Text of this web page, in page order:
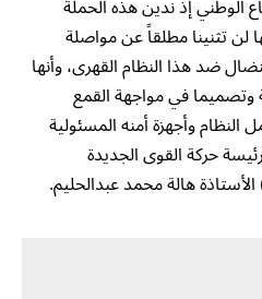
لن تثنينا مطلقاً عن مواصلة
ضد هذا النظام القهرى، وأنها
وتصميما في مواجهة القمع
النظام وأجهزة أمنه المسئولية
حركة القوى الجديدة
هالة محمد عبدالحليم.